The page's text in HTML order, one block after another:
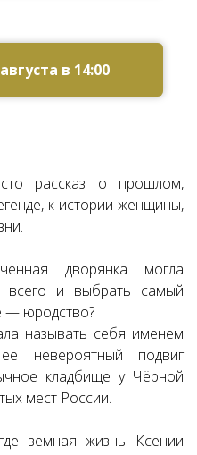
в 14:00
рассказ о прошлом,
к истории женщины,
дворянка могла
всего и выбрать самый
— юродство?
называть себя именем
невероятный подвиг
кладбище у Чёрной
мест России.
земная жизнь Ксении